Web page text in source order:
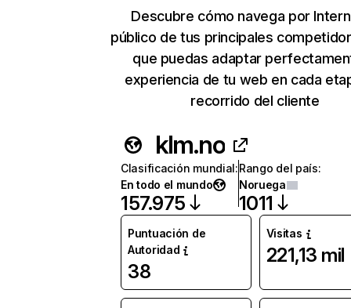
Descubre cómo navega por
público de tus principales
que puedas adaptar
experiencia de tu web en cada
recorrido del cliente
klm.no
Clasificación mundial:
En todo el mundo
157.975
Rango del país:
Noruega
1011
Puntuación de
Autoridad
38
Visitas
221,13 mil